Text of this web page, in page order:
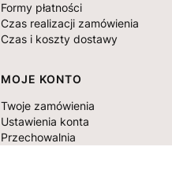
Formy płatności
Czas realizacji zamówienia
Czas i koszty dostawy
MOJE KONTO
Twoje zamówienia
Ustawienia konta
Przechowalnia